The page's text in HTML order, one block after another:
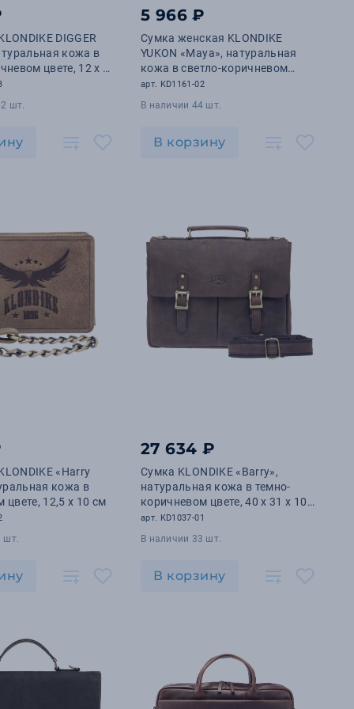
DIGGER
кожа в
цвете, 12 х 9
шт.
5 966 ₽
Сумка женская KLONDIKE
YUKON «Maya», натуральная
кожа в светло-коричневом
цвете, 17 х 12 х 4 см
арт. KD1161-02
В наличии 44 шт.
В корзину
«Harry
кожа в
цвете, 12,5 х 10 см
шт.
27 634 ₽
Сумка KLONDIKE «Barry»,
натуральная кожа в темно-
коричневом цвете, 40 х 31 х 10
см
арт. KD1037-01
В наличии 33 шт.
В корзину